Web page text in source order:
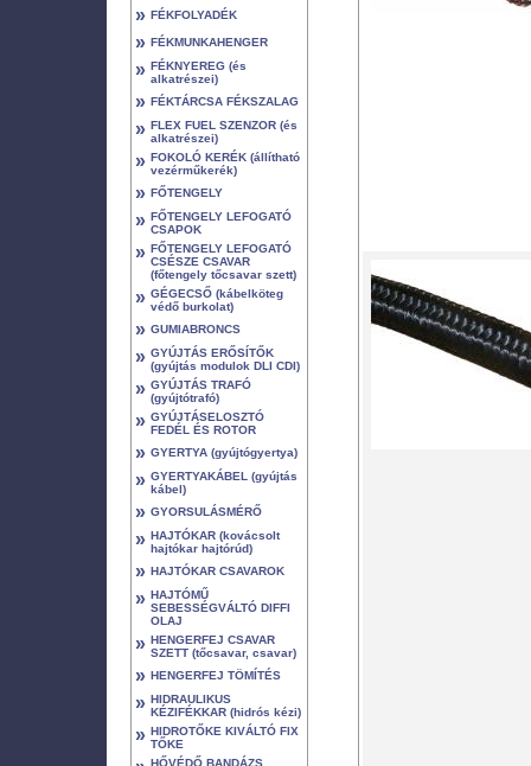
» FÉKFOLYADÉK
» FÉKMUNKAHENGER
» FÉKNYEREG (és
alkatrészei)
» FÉKTÁRCSA FÉKSZALAG
» FLEX FUEL SZENZOR (és
alkatrészei)
» FOKOLÓ KERÉK (állítható
vezérműkerék)
» FŐTENGELY
» FŐTENGELY LEFOGATÓ
CSAPOK
» FŐTENGELY LEFOGATÓ
CSÉSZE CSAVAR
(főtengely tőcsavar szett)
» GÉGECSŐ (kábelköteg
védő burkolat)
» GUMIABRONCS
» GYÚJTÁS ERŐSÍTŐK
(gyújtás modulok DLI CDI)
» GYÚJTÁS TRAFÓ
(gyújtótrafó)
» GYÚJTÁSELOSZTÓ
FEDÉL ÉS ROTOR
» GYERTYA (gyújtógyertya)
» GYERTYAKÁBEL (gyújtás
kábel)
» GYORSULÁSMÉRŐ
» HAJTÓKAR (kovácsolt
hajtókar hajtórúd)
» HAJTÓKAR CSAVAROK
» HAJTÓMŰ
SEBESSÉGVÁLTÓ DIFFI
OLAJ
» HENGERFEJ CSAVAR
SZETT (tőcsavar, csavar)
» HENGERFEJ TÖMÍTÉS
» HIDRAULIKUS
KÉZIFÉKKAR (hidrós kézi)
» HIDROTŐKE KIVÁLTÓ FIX
TŐKE
HŐVÉDŐ BANDÁZS,